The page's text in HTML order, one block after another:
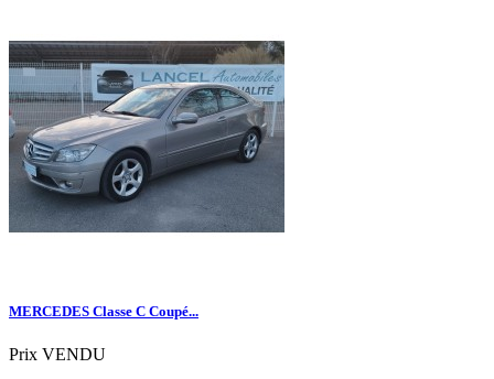
MERCEDES Classe C Coupé...
Prix VENDU